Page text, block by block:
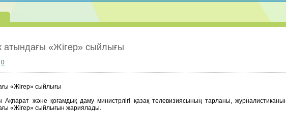
атындағы «Жігер» сыйлығы
0
«Жігер» сыйлығы
Ақпарат және қоғамдық даму министрлігі қазақ телевизиясының тарланы,
«Жігер» сыйлығын жариялады.